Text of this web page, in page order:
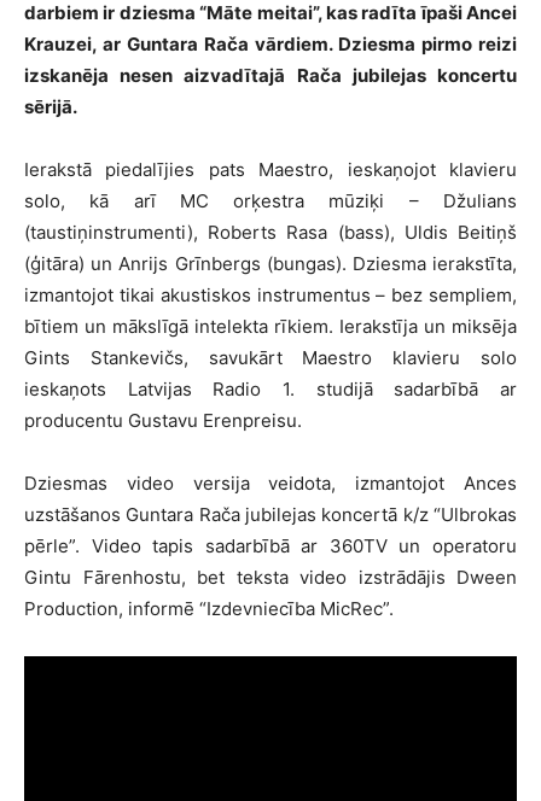
darbiem ir dziesma “Māte meitai”, kas radīta īpaši Ancei
Krauzei, ar Guntara Rača vārdiem. Dziesma pirmo reizi
izskanēja nesen aizvadītajā Rača jubilejas koncertu
sērijā.
Ierakstā piedalījies pats Maestro, ieskaņojot klavieru
solo, kā arī MC orķestra mūziķi – Džulians
(taustiņinstrumenti), Roberts Rasa (bass), Uldis Beitiņš
(ģitāra) un Anrijs Grīnbergs (bungas). Dziesma ierakstīta,
izmantojot tikai akustiskos instrumentus – bez sempliem,
bītiem un mākslīgā intelekta rīkiem. Ierakstīja un miksēja
Gints Stankevičs, savukārt Maestro klavieru solo
ieskaņots Latvijas Radio 1. studijā sadarbībā ar
producentu Gustavu Erenpreisu.
Dziesmas video versija veidota, izmantojot Ances
uzstāšanos Guntara Rača jubilejas koncertā k/z “Ulbrokas
pērle”. Video tapis sadarbībā ar 360TV un operatoru
Gintu Fārenhostu, bet teksta video izstrādājis Dween
Production, informē “Izdevniecība MicRec”.